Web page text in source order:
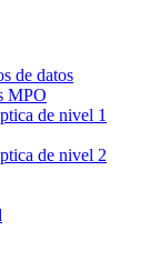
de datos
MPO
de nivel 1
de nivel 2